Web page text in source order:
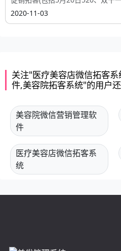
2020-11-03
关注"医疗美容店微信拓客
件,美容院拓客系统"的用户
美容院微信营销管理软
件
医疗美容店微信拓客系
统